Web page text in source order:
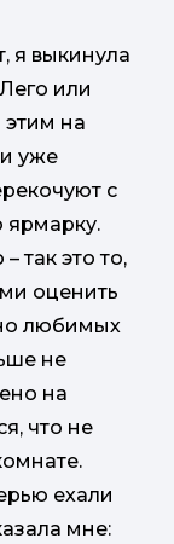
я выкинула
или
этим на
уже
с
ярмарку.
так это то,
оценить
любимых
не
на
что не
ехали
мне: